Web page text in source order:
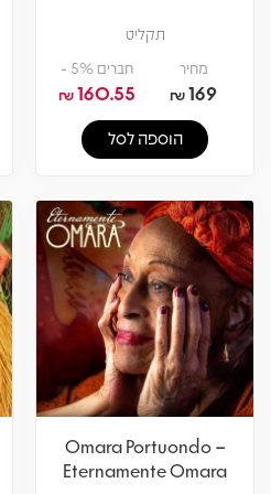
תקליט
מחיר
169
₪
חברים 5% -
160.55
₪
הוספה לסל
Omara Portuondo –
Eternamente Omara